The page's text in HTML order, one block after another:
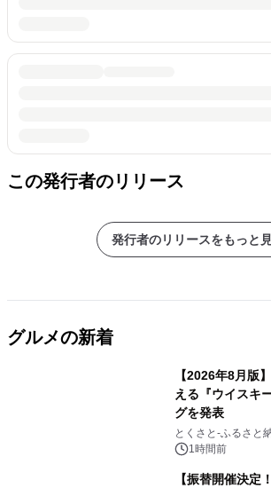
この発行者のリリース
発行者のリリースをもっと
グルメの新着
【2026年8月版
える『ウイスキ
グを発表
とくさと-ふるさと
1時間前
【振替開催決定